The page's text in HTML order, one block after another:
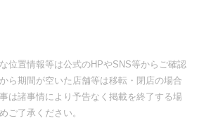
位置情報等は公式のHPやSNS等からご確認
ら期間が空いた店舗等は移転・閉店の場合
は諸事情により予告なく掲載を終了する場
ご了承ください。